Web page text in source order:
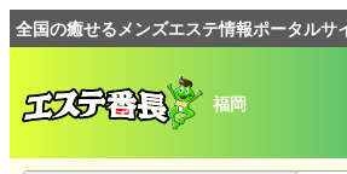
全国の癒せるメンズエステ情報ポータルサ
福岡